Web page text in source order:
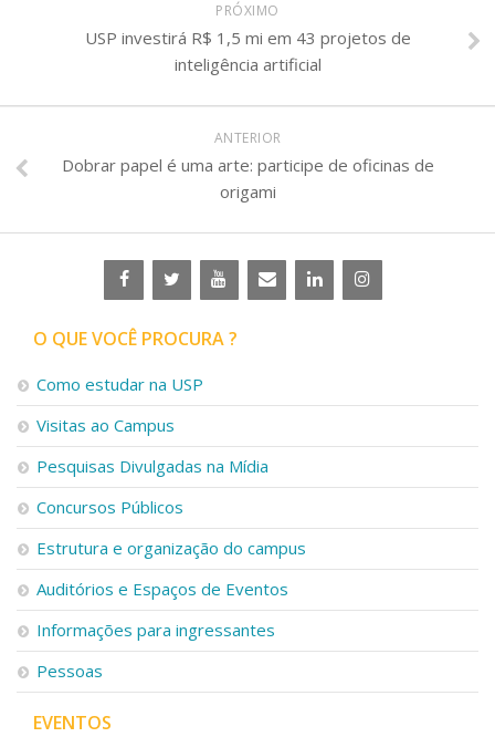
PRÓXIMO
USP investirá R$ 1,5 mi em 43 projetos de
inteligência artificial
ANTERIOR
Dobrar papel é uma arte: participe de oficinas de
origami
O QUE VOCÊ PROCURA ?
Como estudar na USP
Visitas ao Campus
Pesquisas Divulgadas na Mídia
Concursos Públicos
Estrutura e organização do campus
Auditórios e Espaços de Eventos
Informações para ingressantes
Pessoas
EVENTOS